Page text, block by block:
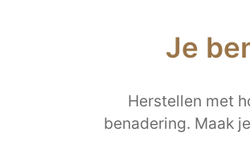
Je
Herstellen met
benadering. Maak